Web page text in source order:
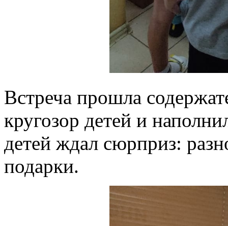
Встреча прошла
кругозор детей и
детей ждал сюрприз:
подарки.